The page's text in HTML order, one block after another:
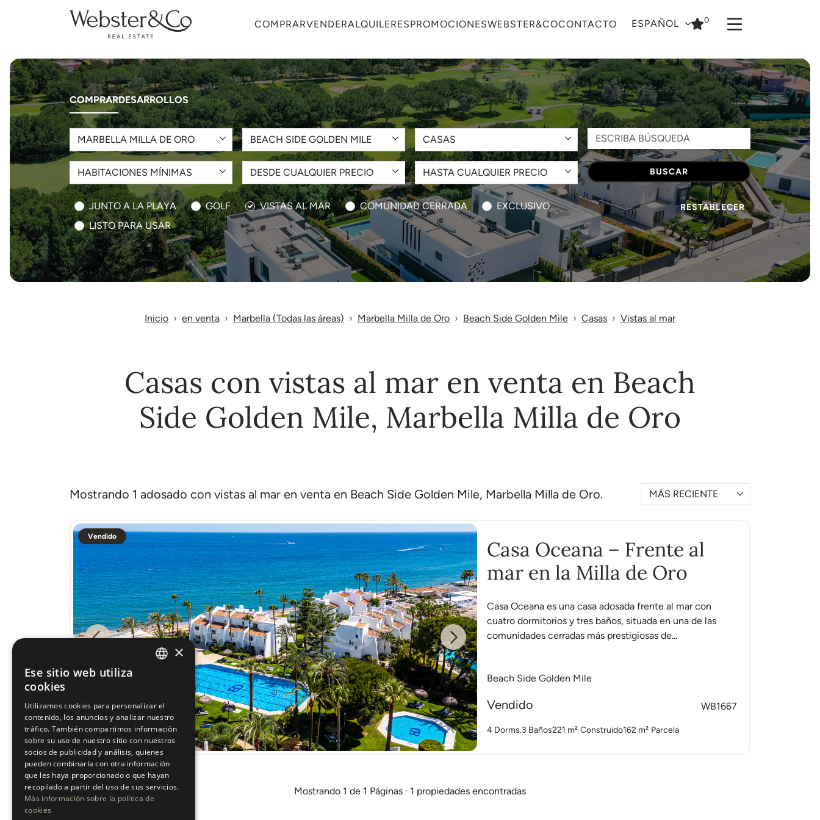
COMPRARVENDERALQUILERESPROMOCIONESWEBSTER&COCONTACTO ESPAÑOL 0
COMPRARDESARROLLOS
MARBELLA MILLA DE ORO BEACH SIDE GOLDEN MILE CASAS
HABITACIONES MÍNIMAS DESDE CUALQUIER PRECIO HASTA CUALQUIER PRECIO BUSCAR
JUNTO A LA PLAYA GOLF VISTAS AL MAR COMUNIDAD CERRADA
EXCLUSIVO
LISTO PARA USAR
RESTABLECER
Inicio en venta Marbella (Todas las áreas) Marbella Milla de Oro Beach Side Golden Mile Casas Vistas al mar
Casas con vistas al mar en venta en Beach
Side Golden Mile, Marbella Milla de Oro
Mostrando 1 adosado con vistas al mar en venta en Beach Side Golden Mile, Marbella Milla de Oro. MÁS RECIENTE
Vendido
Next
Casa Oceana – Frente al
mar en la Milla de Oro
Casa Oceana es una casa adosada frente al mar con
cuatro dormitorios y tres baños, situada en una de las
comunidades cerradas más prestigiosas de...
Beach Side Golden Mile
Vendido WB1667
4 Dorms.3 Baños221 m² Construido162 m² Parcela
Mostrando 1 de 1 Páginas · 1 propiedades encontradas
×
Ese sitio web utiliza
cookies
Utilizamos cookies para personalizar el
contenido, los anuncios y analizar nuestro
tráfico. También compartimos información
sobre su uso de nuestro sitio con nuestros
socios de publicidad y análisis, quienes
pueden combinarla con otra información
que les haya proporcionado o que hayan
recopilado a partir del uso de sus servicios.
Más información sobre la política de
cookies